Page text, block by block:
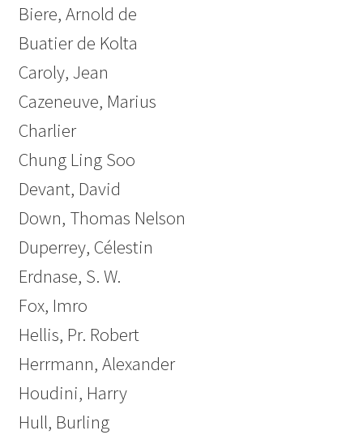
Biere, Arnold de
Buatier de Kolta
Caroly, Jean
Cazeneuve, Marius
Charlier
Chung Ling Soo
Devant, David
Down, Thomas Nelson
Duperrey, Célestin
Erdnase, S. W.
Fox, Imro
Hellis, Pr. Robert
Herrmann, Alexander
Houdini, Harry
Hull, Burling